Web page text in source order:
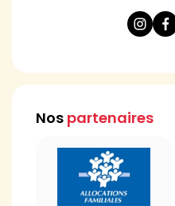
Nos partenaires